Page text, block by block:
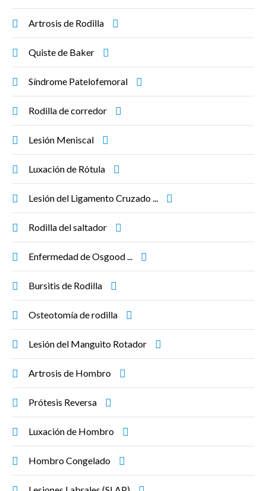
Artrosis de Rodilla
Quiste de Baker
Síndrome Patelofemoral
Rodilla de corredor
Lesión Meniscal
Luxación de Rótula
Lesión del Ligamento Cruzado ...
Rodilla del saltador
Enfermedad de Osgood ...
Bursitis de Rodilla
Osteotomía de rodilla
Lesión del Manguito Rotador
Artrosis de Hombro
Prótesis Reversa
Luxación de Hombro
Hombro Congelado